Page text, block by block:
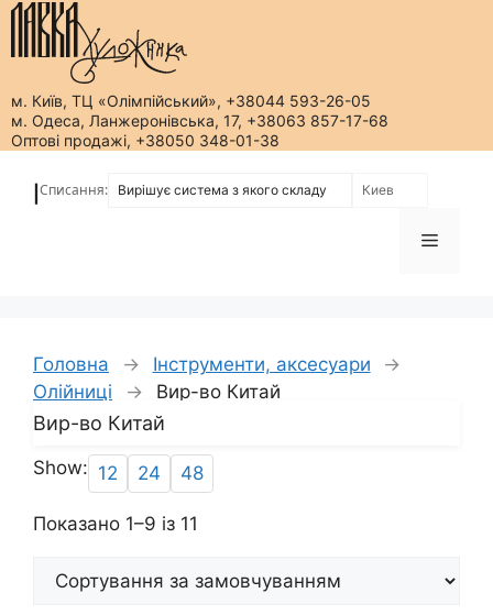
м. Київ, ТЦ «Олімпійський», +38044 593-26-05
м. Одеса, Ланжеронівська, 17, +38063 857-17-68
Оптові продажі, +38050 348-01-38
Списання:
Меню
Головна → Інструменти, аксесуари
→
Олійниці
→ Вир-во Китай
Вир-во Китай
Show: 12 24 48
Показано 1–9 із 11